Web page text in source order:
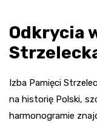
Odkrycia
Izba Pamięci
na historię Polski,
harmonogramie